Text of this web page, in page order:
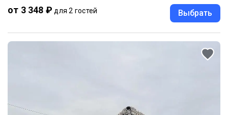
от 3 348 ₽ для 2 гостей Выбрать